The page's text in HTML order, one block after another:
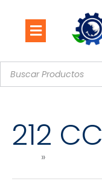
contenido
Búsqueda
de
productos
212 CC